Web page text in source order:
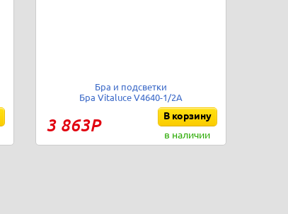
Бра и подсветки
Бра Vitaluce V4640-1/2A
3 863Р
В корзину
в наличии